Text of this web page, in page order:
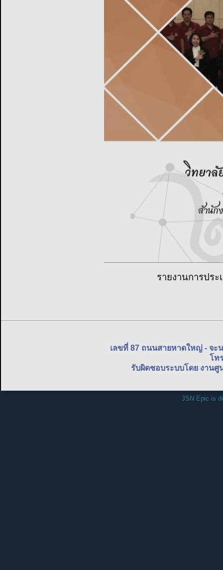
รายงานการปร
เลขที่ 87 ถนนสายหาดใหญ่ - จ
โท
รับผิดชอบระบบโดย งาน
JSN Epic is